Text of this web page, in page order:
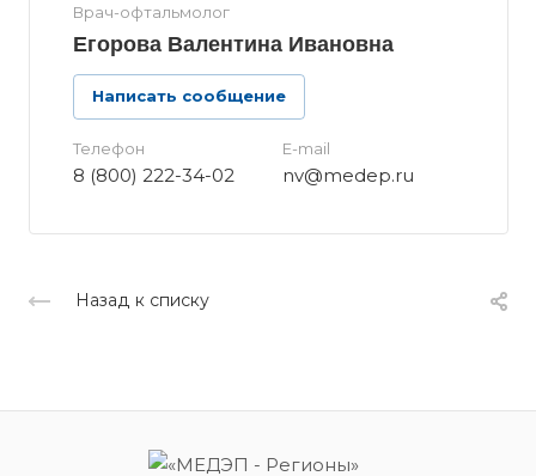
Врач-офтальмолог
Егорова Валентина Ивановна
Написать сообщение
Телефон
8 (800) 222-34-02
E-mail
nv@medep.ru
Назад к списку